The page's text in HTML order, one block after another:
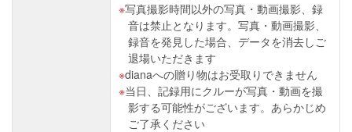
写真撮影時間以外の写真・動画撮影、録
音は禁止となります。写真・動画撮影、
録音を発見した場合、データを消去しご
退場いただきます
dianaへの贈り物はお受取りできません
当日、記録用にクルーが写真・動画を撮
影する可能性がございます。あらかじめ
ご了承ください